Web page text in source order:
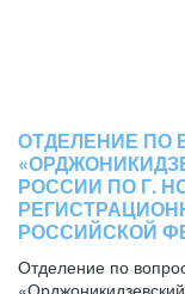
ОТДЕЛЕНИЕ ПО
РОССИИ ПО Г.
РОССИЙСКОЙ
Отделение по